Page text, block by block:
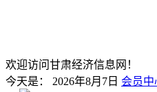
欢迎访问甘肃经济信息网！
今天是： 2026年8月7日 会员中